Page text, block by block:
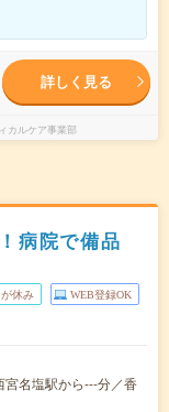
詳しく見る
カルケア事業部
病院で備品
休み WEB登録OK
名塩駅から---分／香